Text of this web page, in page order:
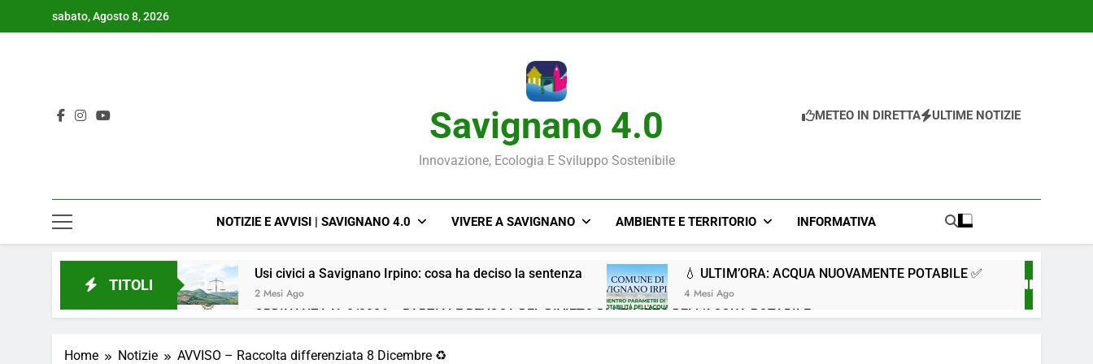
sabato, Agosto 8, 2026
Savignano 4.0
Innovazione, Ecologia E Sviluppo Sostenibile
METEO IN DIRETTA ULTIME NOTIZIE
NOTIZIE E AVVISI | SAVIGNANO 4.0 VIVERE A SAVIGNANO AMBIENTE E TERRITORIO INFORMATIVA
TITOLI
Usi civici a Savignano Irpino: cosa ha deciso la sentenza
2 Mesi Ago
💧 ULTIM’ORA: ACQUA NUOVAMENTE POTABILE ✅
4 Mesi Ago
ORDINANZA N. 8/2026 – PARZIALE REVOCA DEL DIVIETO DI UTILIZZO DELL’ACQUA POTABILE
📢Aggiornamento Situazione ACQUA
Home Notizie AVVISO – Raccolta differenziata 8 Dicembre ♻️